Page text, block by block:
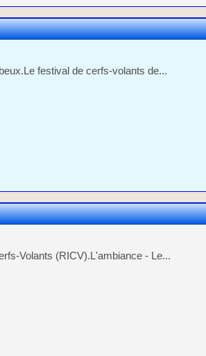
festival de cerfs-volants de...
Volants (RICV).L'ambiance - Le...